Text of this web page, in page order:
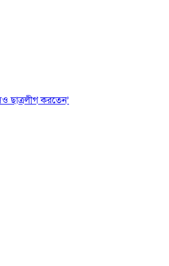
ছাত্রলীগ করতেন’